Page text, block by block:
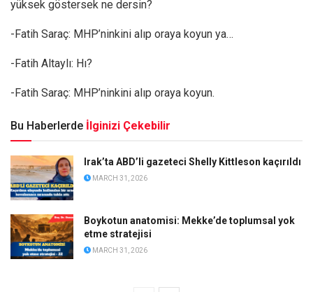
yüksek göstersek ne dersin?
-Fatih Saraç: MHP’ninkini alıp oraya koyun ya…
-Fatih Altaylı: Hı?
-Fatih Saraç: MHP’ninkini alıp oraya koyun.
Bu Haberlerde İlginizi Çekebilir
Irak’ta ABD’li gazeteci Shelly Kittleson kaçırıldı
MARCH 31, 2026
Boykotun anatomisi: Mekke’de toplumsal yok
etme stratejisi
MARCH 31, 2026